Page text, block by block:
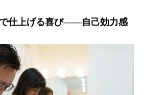
仕上げる喜び——自己効力感